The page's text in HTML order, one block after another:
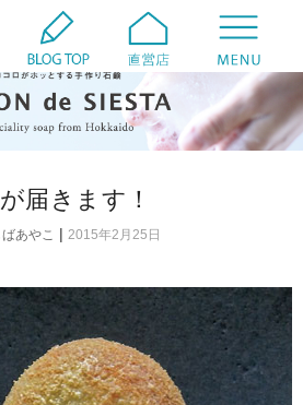
届きます！
あやこ | 2015年2月25日